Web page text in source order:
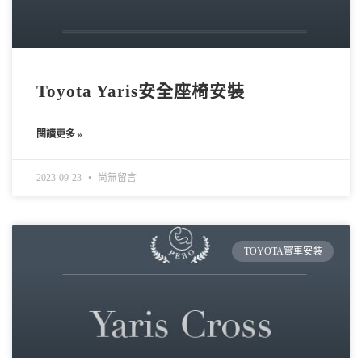
Toyota Yaris安全座椅安裝
閱讀更多 »
2023-09-23 尚無留言
TOYOTA實車安裝